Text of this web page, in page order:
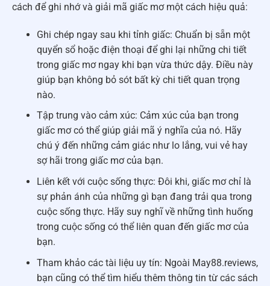
cách để ghi nhớ và giải mã giấc mơ một cách hiệu quả:
Ghi chép ngay sau khi tỉnh giấc: Chuẩn bị sẵn một
quyển sổ hoặc điện thoại để ghi lại những chi tiết
trong giấc mơ ngay khi bạn vừa thức dậy. Điều này
giúp bạn không bỏ sót bất kỳ chi tiết quan trọng
nào.
Tập trung vào cảm xúc: Cảm xúc của bạn trong
giấc mơ có thể giúp giải mã ý nghĩa của nó. Hãy
chú ý đến những cảm giác như lo lắng, vui vẻ hay
sợ hãi trong giấc mơ của bạn.
Liên kết với cuộc sống thực: Đôi khi, giấc mơ chỉ là
sự phản ánh của những gì bạn đang trải qua trong
cuộc sống thực. Hãy suy nghĩ về những tình huống
trong cuộc sống có thể liên quan đến giấc mơ của
bạn.
Tham khảo các tài liệu uy tín: Ngoài May88.reviews,
bạn cũng có thể tìm hiểu thêm thông tin từ các sách